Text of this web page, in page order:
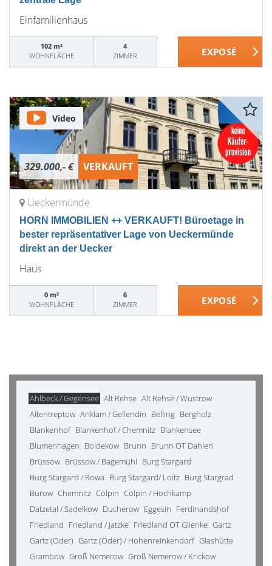
Einfamilienhaus
102 m²
WOHNFLÄCHE
4
ZIMMER
329.000,- € VERKAUFT
Video
Ueckermünde
HORN IMMOBILIEN ++ VERKAUFT! Büroetage in
bester repräsentativer Lage von Ueckermünde
direkt an der Uecker
Haus
0 m²
WOHNFLÄCHE
6
ZIMMER
Ahlbeck / Gegensee Alt Rehse Alt Rehse / Wustrow
Altentreptow Anklam / Gellendin Belling Bergholz
Blankenhof Blankenhof / Chemnitz Blankensee
Blumenhagen Boldekow Brunn Brunn OT Dahlen
Brüssow Brüssow / Bagemühl Burg Stargard
Burg Stargard / Rowa Burg Stargard/ Loitz Burg Stargrad
Burow Chemnitz Cölpin Cölpin / Hochkamp
Datzetal / Sadelkow Ducherow Eggesin Ferdinandshof
Friedland Friedland / Jatzke Friedland OT Glienke Gartz
Gartz (Oder) Gartz (Oder) / Hohenreinkendorf Glashütte
Grambow Groß Nemerow Groß Nemerow / Krickow